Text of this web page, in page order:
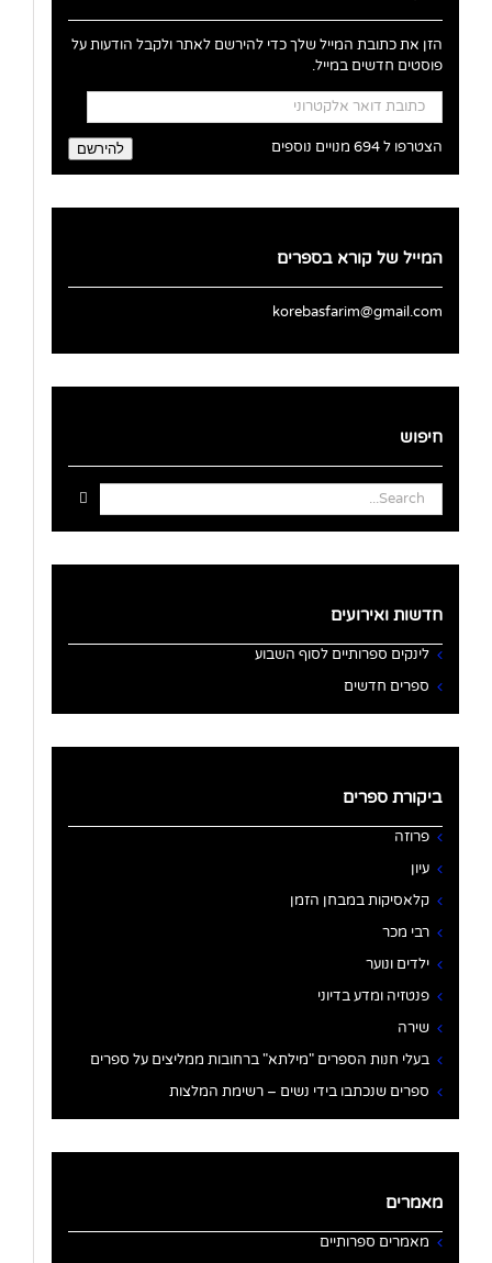
הזן את כתובת המייל שלך כדי להירשם לאתר ולקבל הודעות על
פוסטים חדשים במייל.
כתובת
דואר
אלקטרוני
להירשם הצטרפו ל 694 מנויים נוספים
המייל של קורא בספרים
korebasfarim@gmail.com
חיפוש
Search
for:
חדשות ואירועים
לינקים ספרותיים לסוף השבוע
ספרים חדשים
ביקורת ספרים
פרוזה
עיון
קלאסיקות במבחן הזמן
רבי מכר
ילדים ונוער
פנטזיה ומדע בדיוני
שירה
בעלי חנות הספרים "מילתא" ברחובות ממליצים על ספרים
ספרים שנכתבו בידי נשים – רשימת המלצות
מאמרים
מאמרים ספרותיים